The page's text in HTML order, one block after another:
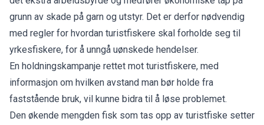
grunn av skade på garn og utstyr. Det er derfor nødvendig
med regler for hvordan turistfiskere skal forholde seg til
yrkesfiskere, for å unngå uønskede hendelser.
En holdningskampanje rettet mot turistfiskere, med
informasjon om hvilken avstand man bør holde fra
faststående bruk, vil kunne bidra til å løse problemet.
Den økende mengden fisk som tas opp av turistfiske setter